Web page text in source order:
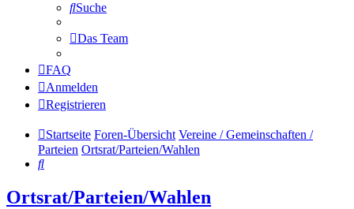
Suche
Das Team
FAQ
Anmelden
Registrieren
Startseite Foren-Übersicht Vereine / Gemeinschaften /
Parteien Ortsrat/Parteien/Wahlen
Suche
Ortsrat/Parteien/Wahlen